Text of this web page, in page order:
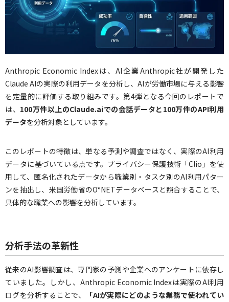
Anthropic Economic Indexは、AI企業Anthropic社が開発した
Claude AIの実際の利用データを分析し、AIが労働市場に与える影響
を定量的に評価する取り組みです。第4弾となる今回のレポートで
は、 100万件以上のClaude.aiでの会話データと100万件のAPI利用
データを分析対象としています。
このレポートの特徴は、単なる予測や調査ではなく、実際のAI利用
データに基づいている点です。プライバシー保護技術「Clio」を使
用して、匿名化されたデータから職業別・タスク別のAI利用パター
ンを抽出し、米国労働省のO*NETデータベースと照合することで、
具体的な職業への影響を分析しています。
分析手法の革新性
従来のAI影響調査は、専門家の予測や企業へのアンケートに依存し
ていました。しかし、Anthropic Economic Indexは実際のAI利用
ログを分析することで、
「AIが実際にどのような業務で使われてい